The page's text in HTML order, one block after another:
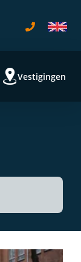
Vestigingen